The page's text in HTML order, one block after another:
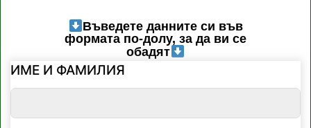
Въведете данните си във
формата по-долу, за да ви се
обадят
ИМЕ И ФАМИЛИЯ